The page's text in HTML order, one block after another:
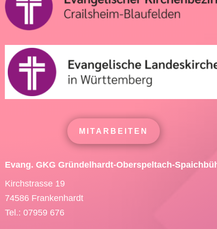
MITARBEITEN
Evang. GKG Gründelhardt-Oberspeltach-
Kirchstrasse 19
74586 Frankenhardt
Tel.: 07959 676